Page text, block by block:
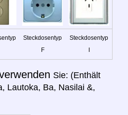
Steckdosentyp
F
Steckdosentyp
I
Sie: (Enthält
Lautoka, Ba, Nasilai &,